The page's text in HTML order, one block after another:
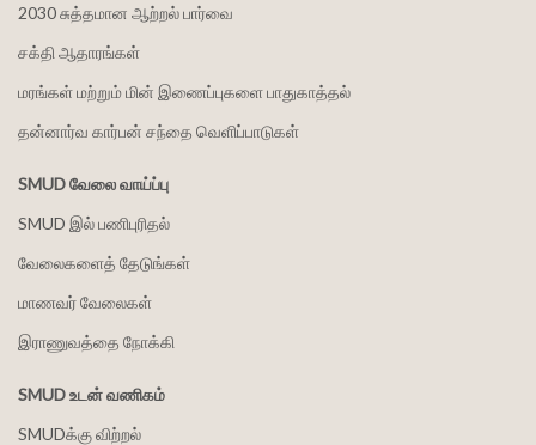
2030 சுத்தமான ஆற்றல் பார்வை
சக்தி ஆதாரங்கள்
மரங்கள் மற்றும் மின் இணைப்புகளை பாதுகாத்தல்
தன்னார்வ கார்பன் சந்தை வெளிப்பாடுகள்
SMUD வேலை வாய்ப்பு
SMUD இல் பணிபுரிதல்
வேலைகளைத் தேடுங்கள்
மாணவர் வேலைகள்
இராணுவத்தை நோக்கி
SMUD உடன் வணிகம்
SMUDக்கு விற்றல்